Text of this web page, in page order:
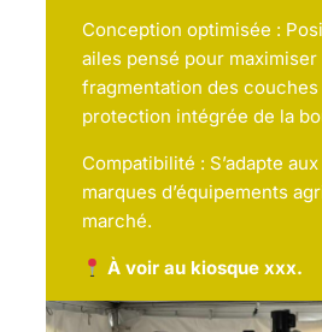
Conception optimisée :
ailes pensé pour maximiser
fragmentation des
protection intégrée de la
Compatibilité : S’adapte
marques d’équipements
marché.
À voir au kiosque xxx.